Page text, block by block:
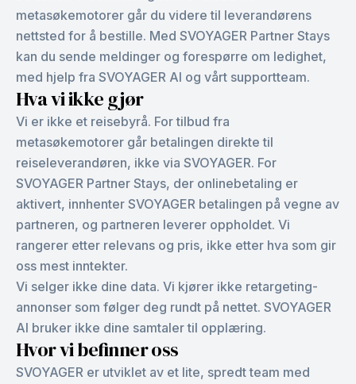
metasøkemotorer går du videre til leverandørens
nettsted for å bestille. Med SVOYAGER Partner Stays
kan du sende meldinger og forespørre om ledighet,
med hjelp fra SVOYAGER AI og vårt supportteam.
Hva vi ikke gjør
Vi er ikke et reisebyrå. For tilbud fra
metasøkemotorer går betalingen direkte til
reiseleverandøren, ikke via SVOYAGER. For
SVOYAGER Partner Stays, der onlinebetaling er
aktivert, innhenter SVOYAGER betalingen på vegne av
partneren, og partneren leverer oppholdet. Vi
rangerer etter relevans og pris, ikke etter hva som gir
oss mest inntekter.
Vi selger ikke dine data. Vi kjører ikke retargeting-
annonser som følger deg rundt på nettet. SVOYAGER
AI bruker ikke dine samtaler til opplæring.
Hvor vi befinner oss
SVOYAGER er utviklet av et lite, spredt team med